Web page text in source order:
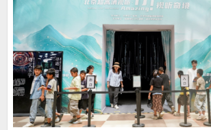
“一省一网”，中国广电为何走了二十年？
广电总局对互联网电视自动续费专项治理
中国广电：编制一体化电视技术标准白皮书